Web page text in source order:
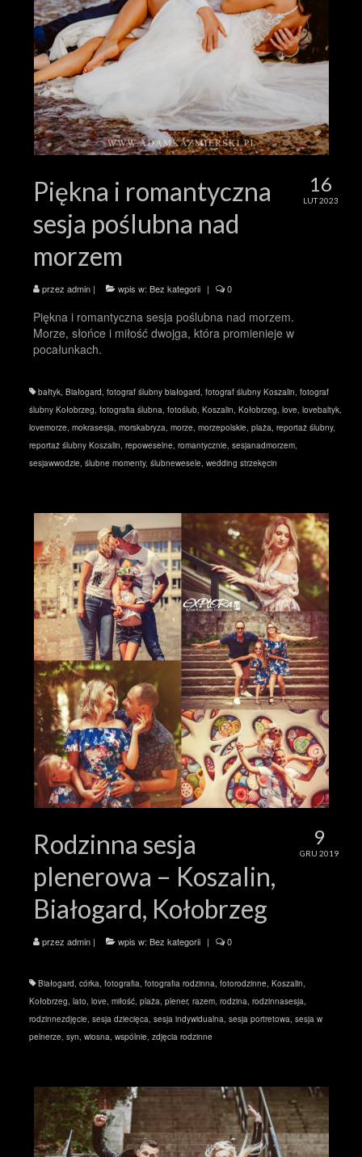
16
LUT 2023
Piękna i romantyczna
sesja poślubna nad
morzem
przez admin | wpis w: Bez kategorii | 0
Piękna i romantyczna sesja poślubna nad morzem.
Morze, słońce i miłość dwojga, która promienieje w
pocałunkach.
bałtyk, Białogard, fotograf ślubny białogard, fotograf ślubny Koszalin, fotograf
ślubny Kołobrzeg, fotografia ślubna, fotoślub, Koszalin, Kołobrzeg, love, lovebaltyk,
lovemorze, mokrasesja, morskabryza, morze, morzepolskie, plaża, reportaż ślubny,
reportaż ślubny Koszalin, repoweselne, romantycznie, sesjanadmorzem,
sesjawwodzie, ślubne momenty, ślubnewesele, wedding strzekęcin
9
GRU 2019
Rodzinna sesja
plenerowa – Koszalin,
Białogard, Kołobrzeg
przez admin | wpis w: Bez kategorii | 0
Białogard, córka, fotografia, fotografia rodzinna, fotorodzinne, Koszalin,
Kołobrzeg, lato, love, miłość, plaża, plener, razem, rodzina, rodzinnasesja,
rodzinnezdjęcie, sesja dziecięca, sesja indywidualna, sesja portretowa, sesja w
pelnerze, syn, wiosna, wspólnie, zdjęcia rodzinne